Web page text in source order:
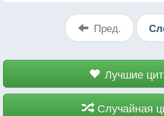
Пред.
Лучшие
Случайная